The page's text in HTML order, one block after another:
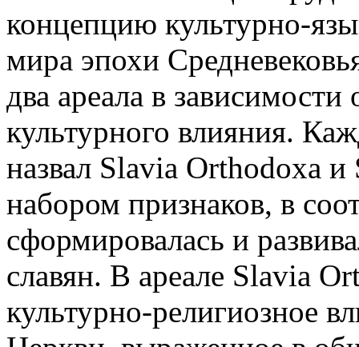
концепцию культурно-
мира эпохи
два ареала в зависимости
культурного влияния.
назвал Slavia Orthodoxa и
набором признаков, в
сформировалась и
славян. В ареале Slavia
культурно-религиозное